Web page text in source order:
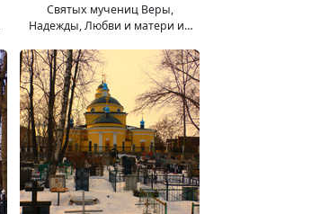
Святых мучениц Веры,
Надежды, Любви и матери их